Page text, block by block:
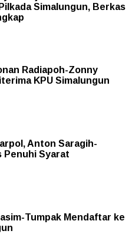
Simalungun, Berkas
Radiapoh-Zonny
KPU Simalungun
Anton Saragih-
Penuhi Syarat
Tumpak Mendaftar ke